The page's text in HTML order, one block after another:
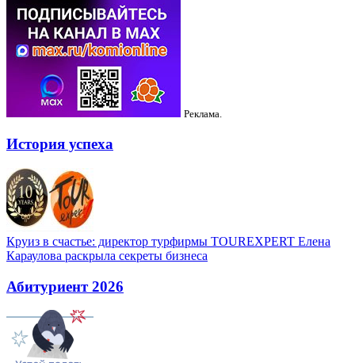
Реклама.
История успеха
Круиз в счастье: директор турфирмы TOUREXPERT Елена
Караулова раскрыла секреты бизнеса
Абитуриент 2026